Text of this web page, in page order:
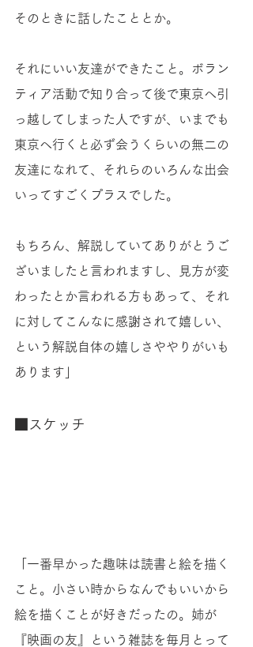
そのときに話したこととか。
それにいい友達ができたこと。ボラン
ティア活動で知り合って後で東京へ引
っ越してしまった人ですが、いまでも
東京へ行くと必ず会うくらいの無二の
友達になれて、それらのいろんな出会
いってすごくプラスでした。
もちろん、解説していてありがとうご
ざいましたと言われますし、見方が変
わったとか言われる方もあって、それ
に対してこんなに感謝されて嬉しい、
という解説自体の嬉しさややりがいも
あります」
■スケッチ
「一番早かった趣味は読書と絵を描く
こと。小さい時からなんでもいいから
絵を描くことが好きだったの。姉が
『映画の友』という雑誌を毎月とって